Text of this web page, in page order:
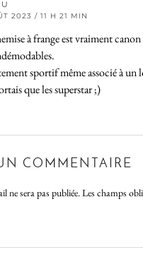
2023 / 11 H 21 MIN
à frange est vraiment
sportif même associé à
que les superstar ;)
COMMENTAIRE
ne sera pas publiée.Les champs